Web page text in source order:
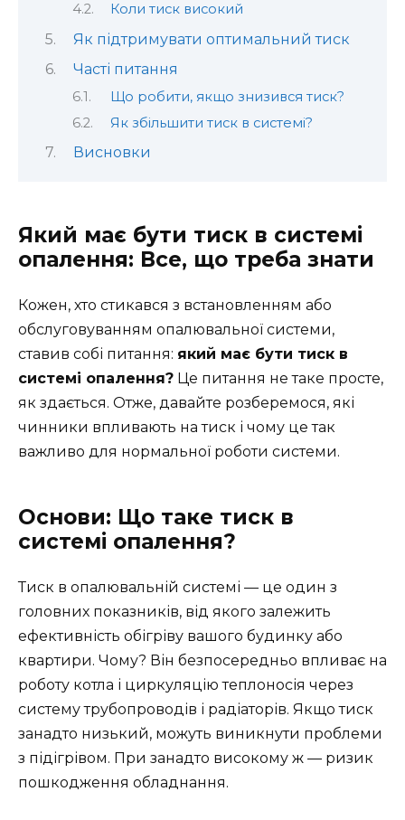
Коли тиск високий
Як підтримувати оптимальний тиск
Часті питання
Що робити, якщо знизився тиск?
Як збільшити тиск в системі?
Висновки
Який має бути тиск в системі
опалення: Все, що треба знати
Кожен, хто стикався з встановленням або
обслуговуванням опалювальної системи,
ставив собі питання: який має бути тиск в
системі опалення? Це питання не таке просте,
як здається. Отже, давайте розберемося, які
чинники впливають на тиск і чому це так
важливо для нормальної роботи системи.
Основи: Що таке тиск в
системі опалення?
Тиск в опалювальній системі — це один з
головних показників, від якого залежить
ефективність обігріву вашого будинку або
квартири. Чому? Він безпосередньо впливає на
роботу котла і циркуляцію теплоносія через
систему трубопроводів і радіаторів. Якщо тиск
занадто низький, можуть виникнути проблеми
з підігрівом. При занадто високому ж — ризик
пошкодження обладнання.